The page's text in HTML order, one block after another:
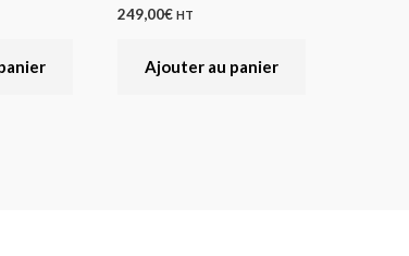
249,00€ HT
Ajouter au panier